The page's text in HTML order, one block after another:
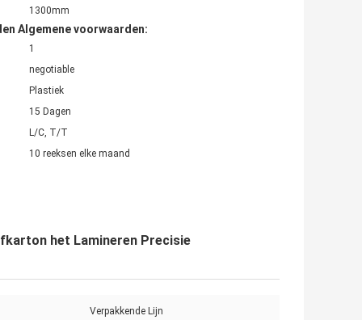
1300mm
Algemene voorwaarden:
1
negotiable
Plastiek
15 Dagen
L/C, T/T
10 reeksen elke maand
het Lamineren Precisie
Verpakkende Lijn